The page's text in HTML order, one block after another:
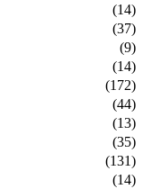
(14)
(37)
(9)
(14)
(172)
(44)
(13)
(35)
(131)
(14)